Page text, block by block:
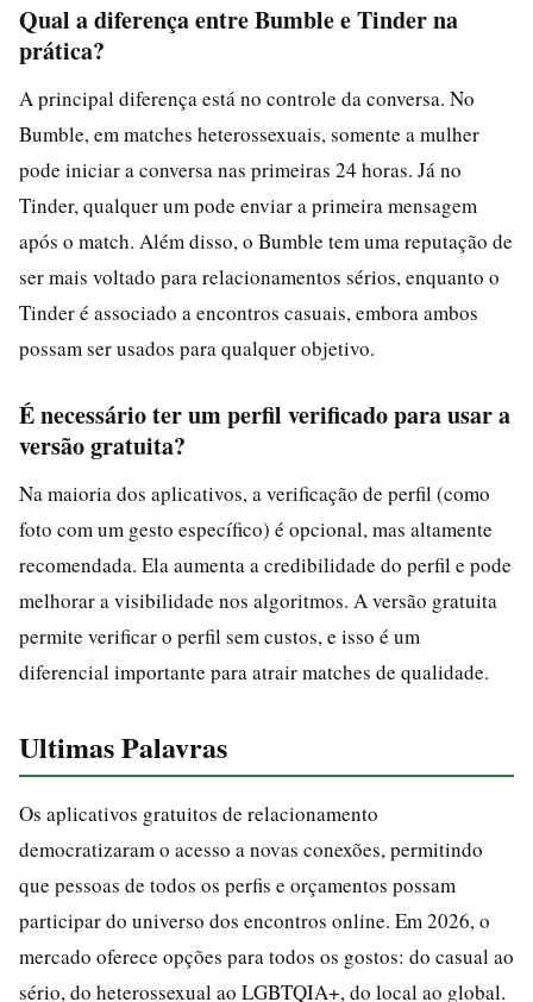
Qual a diferença entre Bumble e Tinder na
prática?
A principal diferença está no controle da conversa. No
Bumble, em matches heterossexuais, somente a mulher
pode iniciar a conversa nas primeiras 24 horas. Já no
Tinder, qualquer um pode enviar a primeira mensagem
após o match. Além disso, o Bumble tem uma reputação de
ser mais voltado para relacionamentos sérios, enquanto o
Tinder é associado a encontros casuais, embora ambos
possam ser usados para qualquer objetivo.
É necessário ter um perfil verificado para usar a
versão gratuita?
Na maioria dos aplicativos, a verificação de perfil (como
foto com um gesto específico) é opcional, mas altamente
recomendada. Ela aumenta a credibilidade do perfil e pode
melhorar a visibilidade nos algoritmos. A versão gratuita
permite verificar o perfil sem custos, e isso é um
diferencial importante para atrair matches de qualidade.
Ultimas Palavras
Os aplicativos gratuitos de relacionamento
democratizaram o acesso a novas conexões, permitindo
que pessoas de todos os perfis e orçamentos possam
participar do universo dos encontros online. Em 2026, o
mercado oferece opções para todos os gostos: do casual ao
sério, do heterossexual ao LGBTQIA+, do local ao global.